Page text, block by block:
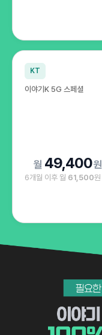
KT
이야기K 5G 스페셜
49,400원
6개월 이후 월 61,500원